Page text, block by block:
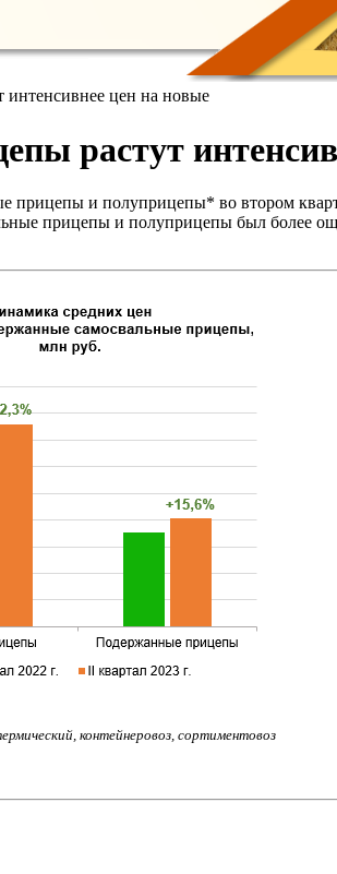
цен на новые
растут
и полуприцепы* во втором
прицепы и полуприцепы был более
контейнеровоз, сортиментовоз